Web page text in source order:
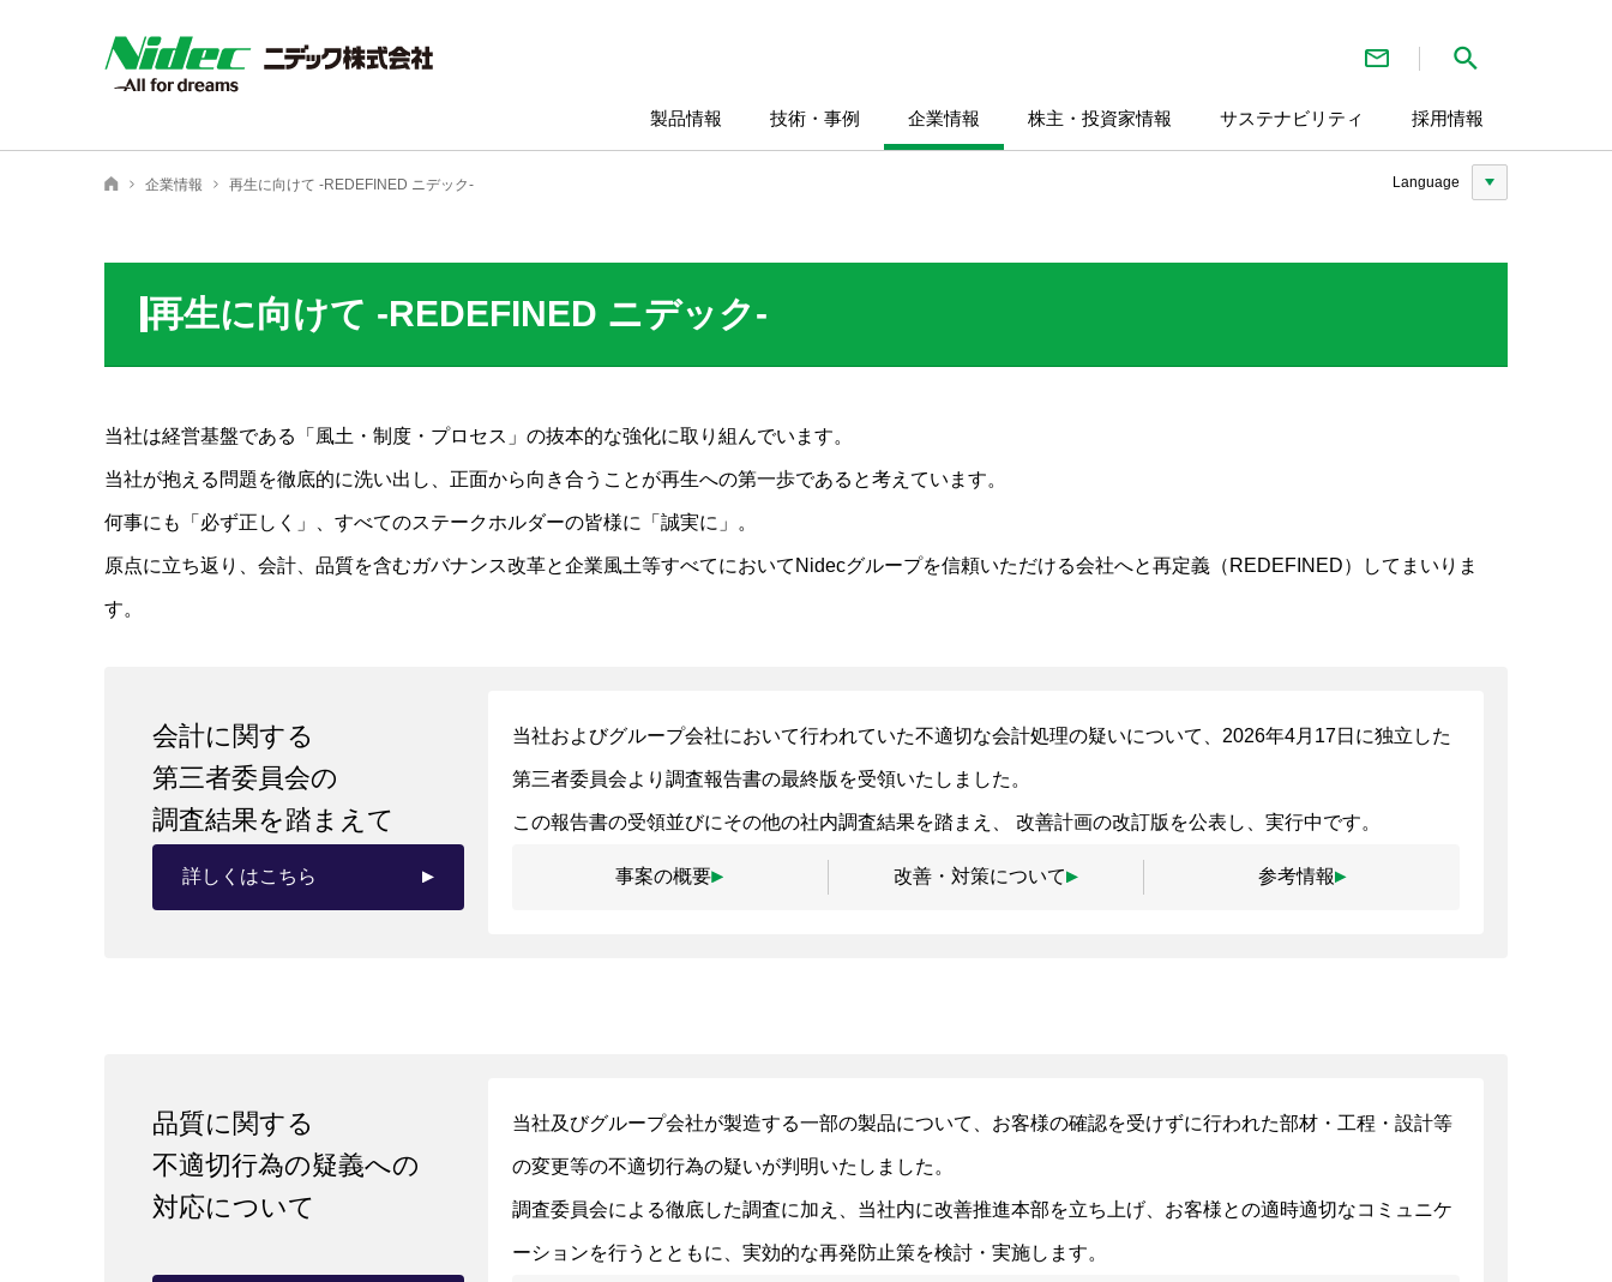
Language
お問い合わせ
製品情報 技術・事例 企業情報 株主・投資家情報 サステナビリティ 採用情報
ニデック株式会社
企業情報 再生に向けて -REDEFINED ニデック-
再生に向けて -REDEFINED ニデック-
当社は経営基盤である「風土・制度・プロセス」の抜本的な強化に取り組んでいます。
当社が抱える問題を徹底的に洗い出し、正面から向き合うことが再生への第一歩であると考えています。
何事にも「必ず正しく」、すべてのステークホルダーの皆様に「誠実に」。
原点に立ち返り、会計、品質を含むガバナンス改革と企業風土等すべてにおいてNidecグループを信頼いただける会社へと再定義（REDEFINED）してまいりま
す。
会計に関する
第三者委員会の
調査結果を踏まえて
詳しくはこちら
当社およびグループ会社において行われていた不適切な会計処理の疑いについて、2026年4月17日に独立した
第三者委員会より調査報告書の最終版を受領いたしました。
この報告書の受領並びにその他の社内調査結果を踏まえ、 改善計画の改訂版を公表し、実行中です。
事案の概要 改善・対策について 参考情報
品質に関する
不適切行為の疑義への
対応について
当社及びグループ会社が製造する一部の製品について、お客様の確認を受けずに行われた部材・工程・設計等
の変更等の不適切行為の疑いが判明いたしました。
調査委員会による徹底した調査に加え、当社内に改善推進本部を立ち上げ、お客様との適時適切なコミュニケ
ーションを行うとともに、実効的な再発防止策を検討・実施します。